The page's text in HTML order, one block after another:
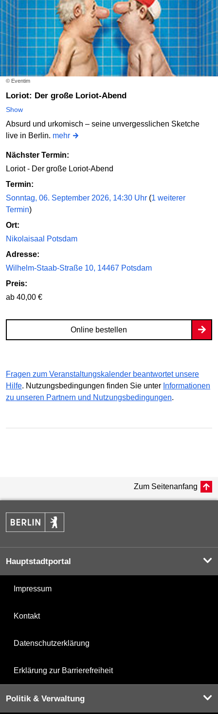
© Eventim
Loriot: Der große Loriot-Abend
Show
Absurd und urkomisch – seine unvergesslichen Sketche
live in Berlin. mehr
Nächster Termin:
Loriot - Der große Loriot-Abend
Termin:
Sonntag, 06. September 2026, 14:30 Uhr (1 weiterer
Termin)
Ort:
Nikolaisaal Potsdam
Adresse:
Wilhelm-Staab-Straße 10, 14467 Potsdam
Preis:
ab 40,00 €
Online bestellen
Fragen zum Veranstaltungskalender beantwortet unsere
Hilfe. Nutzungsbedingungen finden Sie unter Informationen
zu unseren Partnern und Nutzungsbedingungen.
Zum Seitenanfang
Hauptstadtportal
Impressum
Kontakt
Datenschutzerklärung
Erklärung zur Barrierefreiheit
Politik & Verwaltung